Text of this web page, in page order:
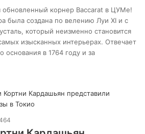
обновленный корнер Baccarat в ЦУМе!
была создана по велению Луи XI и с
который неизменно становится
изысканных интерьерах. Отвечает
основания в 1764 году и за